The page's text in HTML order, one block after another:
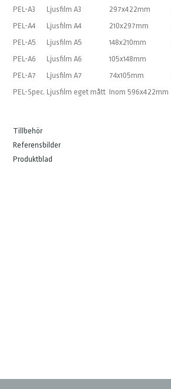
PEL-A3
Ljusfilm A3 297x422mm
PEL-A4
Ljusfilm A4 210x297mm
PEL-A5
Ljusfilm A5 148x210mm
PEL-A6
Ljusfilm A6 105x148mm
PEL-A7
Ljusfilm A7 74x105mm
PEL-Spec. Ljusfilm eget mått Inom 596x422mm
Tillbehör
Referensbilder
Produktblad